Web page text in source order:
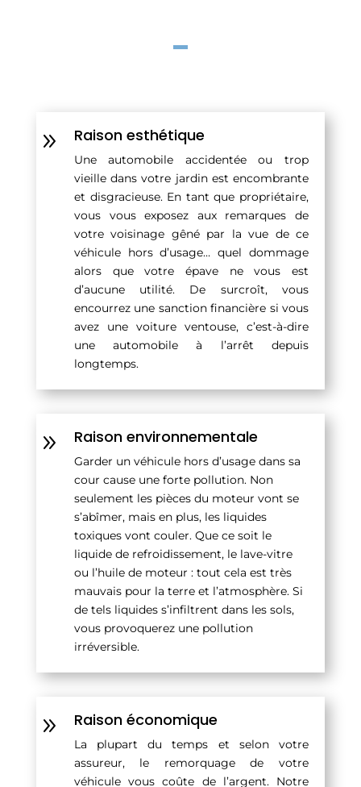
9 Raison esthétique
Une automobile accidentée ou trop
vieille dans votre jardin est encombrante
et disgracieuse. En tant que propriétaire,
vous vous exposez aux remarques de
votre voisinage gêné par la vue de ce
véhicule hors d’usage… quel dommage
alors que votre épave ne vous est
d’aucune utilité. De surcroît, vous
encourrez une sanction financière si vous
avez une voiture ventouse, c’est-à-dire
une automobile à l’arrêt depuis
longtemps.
9 Raison environnementale
Garder un véhicule hors d’usage dans sa
cour cause une forte pollution. Non
seulement les pièces du moteur vont se
s’abîmer, mais en plus, les liquides
toxiques vont couler. Que ce soit le
liquide de refroidissement, le lave-vitre
ou l’huile de moteur : tout cela est très
mauvais pour la terre et l’atmosphère. Si
de tels liquides s’infiltrent dans les sols,
vous provoquerez une pollution
irréversible.
9 Raison économique
La plupart du temps et selon votre
assureur, le remorquage de votre
véhicule vous coûte de l’argent. Notre